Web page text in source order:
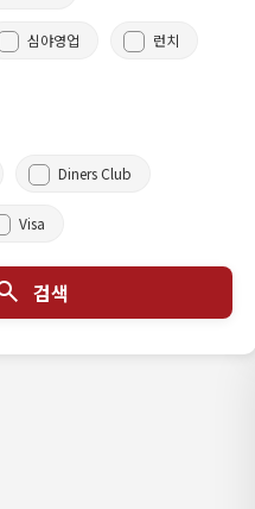
심야영업 런치
Diners Club
Visa
검색